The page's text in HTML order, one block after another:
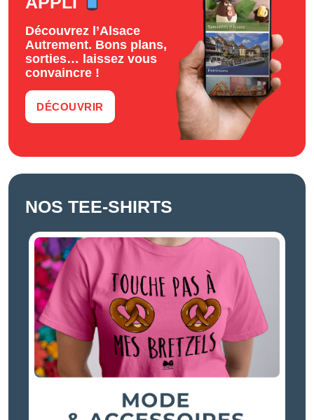
Découvrez l’Alsace
Autrement. Bons plans,
sorties… laissez vous
convaincre !
DÉCOUVRIR
NOS TEE-SHIRTS